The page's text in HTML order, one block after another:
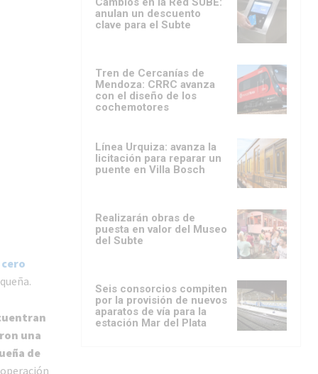
una
de
anulan un descuento
clave para el Subte
Tren de Cercanías de
Mendoza: CRRC avanza
con el diseño de los
cochemotores
Línea Urquiza: avanza la
licitación para reparar un
puente en Villa Bosch
Realizarán obras de
puesta en valor del Museo
del Subte
Seis consorcios compiten
por la provisión de nuevos
aparatos de vía para la
estación Mar del Plata